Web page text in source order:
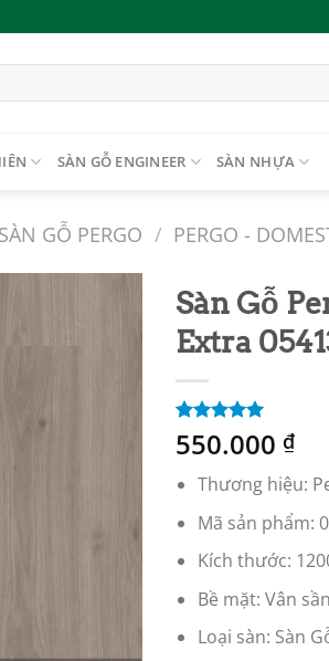
SÀN GỖ ENGINEER SÀN NHỰA
SÀN GỖ PERGO / PERGO -
Sàn Gỗ
Extra
5.00trên 5
dựa trên
2
550.000 ₫
Thương hiệu:
Mã sản phẩm:
Kích thước:
Bề mặt: Vân sần
Loại sàn: Sàn